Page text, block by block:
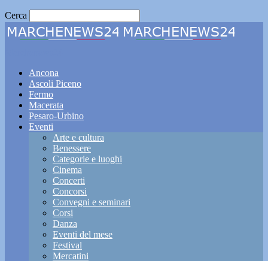
Cerca
Ancona
Ascoli Piceno
Fermo
Macerata
Pesaro-Urbino
Eventi
Arte e cultura
Benessere
Categorie e luoghi
Cinema
Concerti
Concorsi
Convegni e seminari
Corsi
Danza
Eventi del mese
Festival
Mercatini